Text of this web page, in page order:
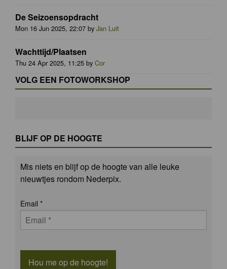
De Seizoensopdracht
Mon 16 Jun 2025, 22:07 by Jan Luit
Wachttijd/Plaatsen
Thu 24 Apr 2025, 11:25 by Cor
VOLG EEN FOTOWORKSHOP
BLIJF OP DE HOOGTE
Mis niets en blijf op de hoogte van alle leuke
nieuwtjes rondom Nederpix.
Email *
Hou me op de hoogte!